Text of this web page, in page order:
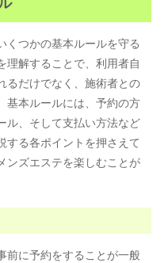
くつかの基本ルールを守る
理解することで、利用者自
るだけでなく、施術者との
基本ルールには、予約の方
ル、そして支払い方法など
する各ポイントを押さえて
ンズエステを楽しむことが
前に予約をすることが一般